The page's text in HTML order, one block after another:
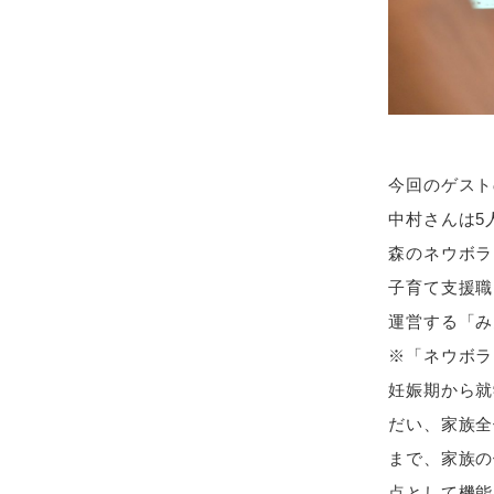
今回のゲス
中村さんは5
森のネウボ
子育て支援
運営する「
※「ネウボラ
妊娠期から
だい、家族
まで、家族